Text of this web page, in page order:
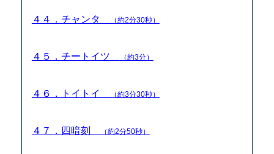
４４．チャンタ （約2分30秒）
４５．チートイツ （約3分）
４６．トイトイ （約3分30秒）
４７．四暗刻 （約2分50秒）